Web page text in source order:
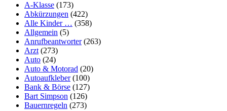
A-Klasse (173)
Abkürzungen (422)
Alle Kinder … (358)
Allgemein (5)
Anrufbeantworter(263)
Arzt(273)
Auto (24)
Auto & Motorad (20)
Autoaufkleber(100)
Bank & Börse (127)
Bart Simpson (126)
Bauernregeln (273)